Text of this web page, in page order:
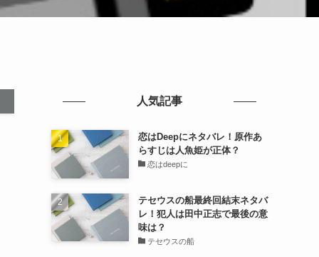
人気記事
恋はDeepにネタバレ！原作あ
らすじは人魚姫が正体？
恋はdeepに
テセウスの船最終回結末ネタバ
レ！犯人は田中正志で最後の意
味は？
テセウスの船